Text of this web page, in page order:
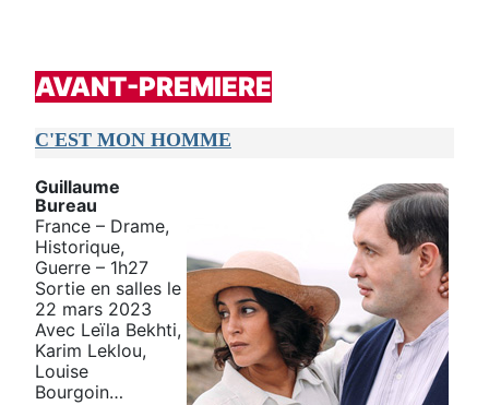
AVANT-PREMIERE
C'EST MON HOMME
Guillaume
Bureau
France – Drame,
Historique,
Guerre – 1h27
Sortie en salles le
22 mars 2023
Avec Leïla Bekhti,
Karim Leklou,
Louise
Bourgoin…